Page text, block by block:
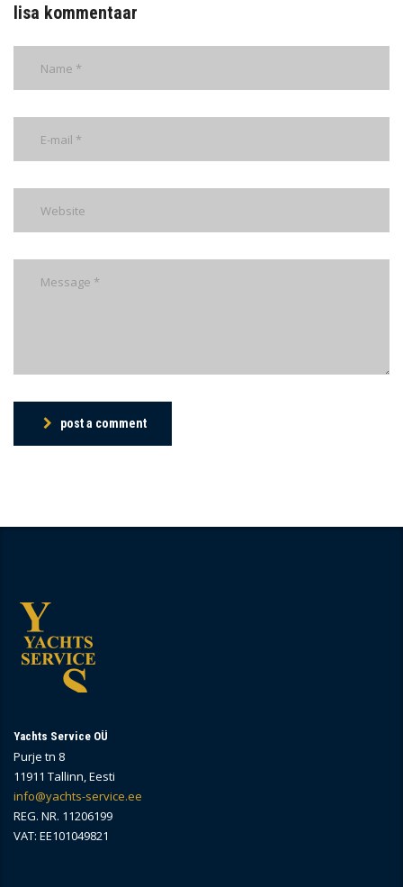
lisa kommentaar
post a comment
Yachts Service OÜ
Purje tn 8
11911 Tallinn, Eesti
info@yachts-service.ee
REG. NR. 11206199
VAT: EE101049821